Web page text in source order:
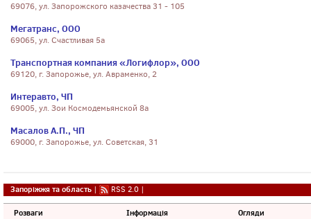
69076, ул. Запорожского казачества 31 - 105
Мегатранс, ООО
69065, ул. Счастливая 5а
Транспортная компания «Логифлор», ООО
69120, г. Запорожье, ул. Авраменко, 2
Интеравто, ЧП
69005, ул. Зои Космодемьянской 8а
Масалов А.П., ЧП
69000, г. Запорожье, ул. Советская, 31
Запоріжжя та область | RSS 2.0 |
Розваги Інформація Огляди